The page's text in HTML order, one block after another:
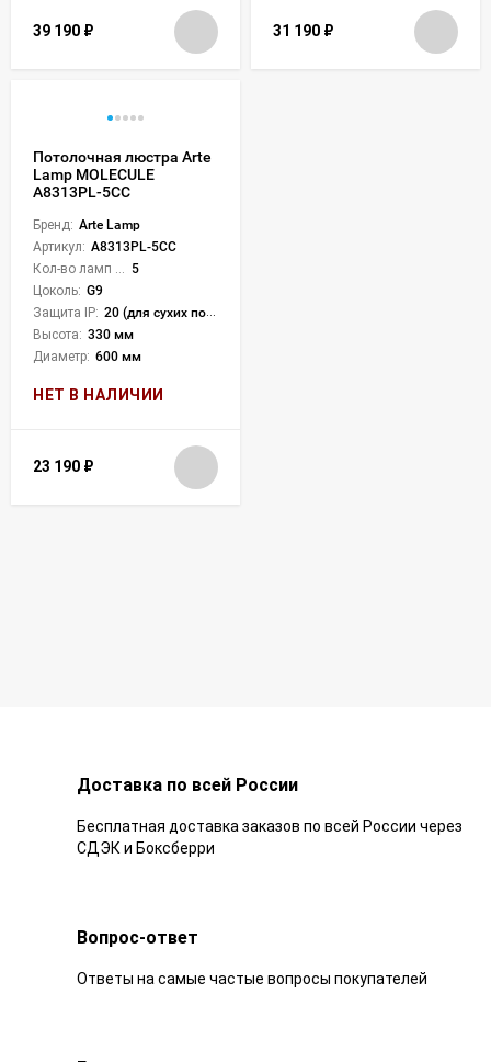
39 190 ₽ 31 190 ₽
Потолочная люстра Arte
Lamp MOLECULE
A8313PL-5CC
Бренд: Arte Lamp
Артикул: A8313PL-5CC
5
Цоколь: G9
Защита IP: 20 (для сухих пом.)
Высота: 330 мм
Диаметр: 600 мм
НЕТ В НАЛИЧИИ
23 190 ₽
Доставка по всей России
Бесплатная доставка заказов по всей России через
СДЭК и Боксберри
Вопрос-ответ
Ответы на самые частые вопросы покупателей